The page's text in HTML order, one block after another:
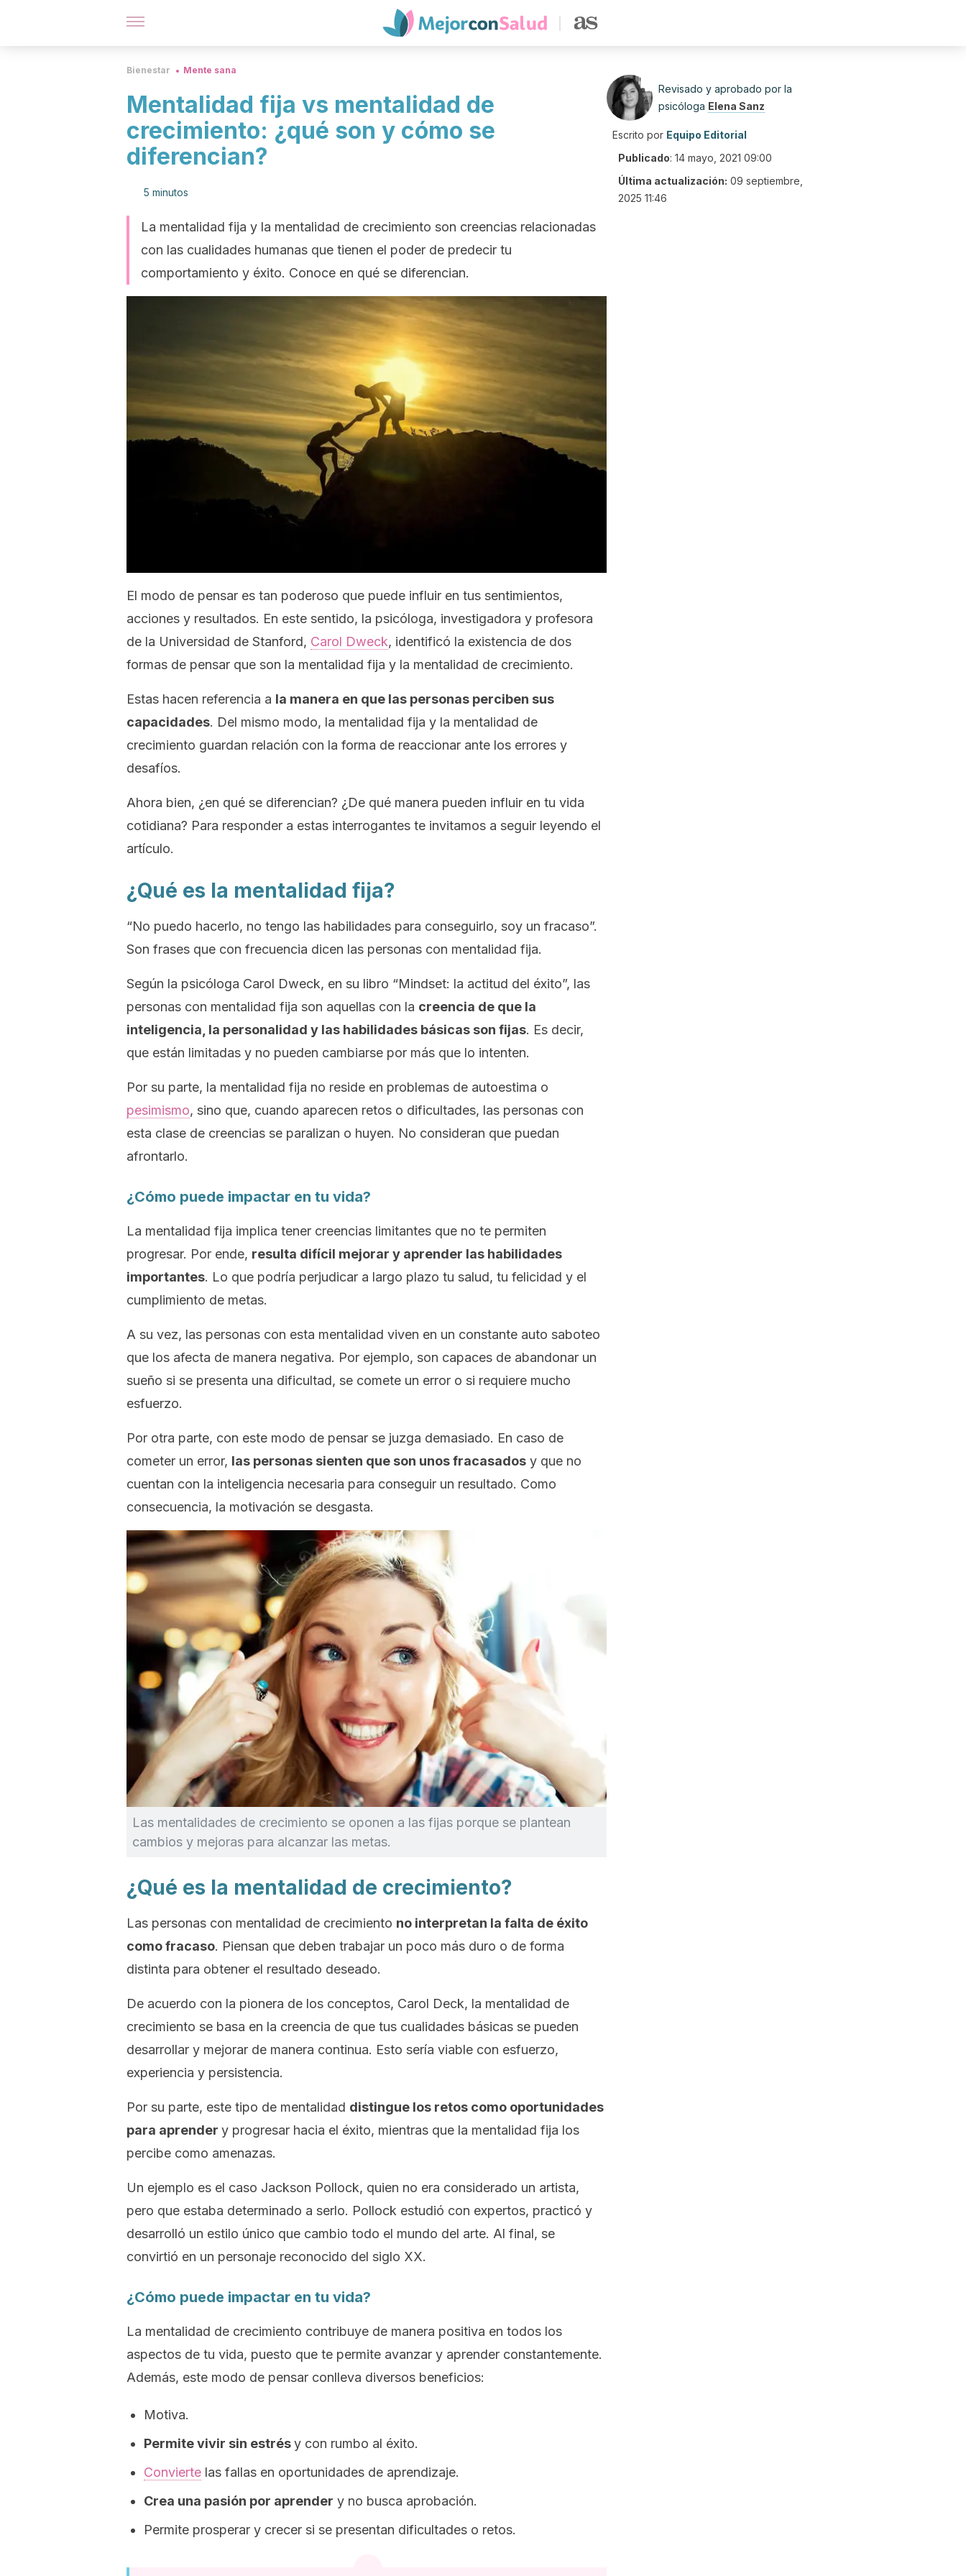
Bienestar Mente sana
Mentalidad fija vs mentalidad de
crecimiento: ¿qué son y cómo se
diferencian?
5 minutos
La mentalidad fija y la mentalidad de crecimiento son creencias relacionadas
con las cualidades humanas que tienen el poder de predecir tu
comportamiento y éxito. Conoce en qué se diferencian.
El modo de pensar es tan poderoso que puede influir en tus sentimientos,
acciones y resultados. En este sentido, la psicóloga, investigadora y profesora
de la Universidad de Stanford, Carol Dweck, identificó la existencia de dos
formas de pensar que son la mentalidad fija y la mentalidad de crecimiento.
Estas hacen referencia a la manera en que las personas perciben sus
capacidades. Del mismo modo, la mentalidad fija y la mentalidad de
crecimiento guardan relación con la forma de reaccionar ante los errores y
desafíos.
Ahora bien, ¿en qué se diferencian? ¿De qué manera pueden influir en tu vida
cotidiana? Para responder a estas interrogantes te invitamos a seguir leyendo el
artículo.
¿Qué es la mentalidad fija?
“No puedo hacerlo, no tengo las habilidades para conseguirlo, soy un fracaso”.
Son frases que con frecuencia dicen las personas con mentalidad fija.
Según la psicóloga Carol Dweck, en su libro “Mindset: la actitud del éxito”, las
personas con mentalidad fija son aquellas con la creencia de que la
inteligencia, la personalidad y las habilidades básicas son fijas. Es decir,
que están limitadas y no pueden cambiarse por más que lo intenten.
Por su parte, la mentalidad fija no reside en problemas de autoestima o
pesimismo, sino que, cuando aparecen retos o dificultades, las personas con
esta clase de creencias se paralizan o huyen. No consideran que puedan
afrontarlo.
¿Cómo puede impactar en tu vida?
La mentalidad fija implica tener creencias limitantes que no te permiten
progresar. Por ende, resulta difícil mejorar y aprender las habilidades
importantes. Lo que podría perjudicar a largo plazo tu salud, tu felicidad y el
cumplimiento de metas.
A su vez, las personas con esta mentalidad viven en un constante auto saboteo
que los afecta de manera negativa. Por ejemplo, son capaces de abandonar un
sueño si se presenta una dificultad, se comete un error o si requiere mucho
esfuerzo.
Por otra parte, con este modo de pensar se juzga demasiado. En caso de
cometer un error, las personas sienten que son unos fracasados y que no
cuentan con la inteligencia necesaria para conseguir un resultado. Como
consecuencia, la motivación se desgasta.
Las mentalidades de crecimiento se oponen a las fijas porque se plantean
cambios y mejoras para alcanzar las metas.
¿Qué es la mentalidad de crecimiento?
Las personas con mentalidad de crecimiento no interpretan la falta de éxito
como fracaso. Piensan que deben trabajar un poco más duro o de forma
distinta para obtener el resultado deseado.
De acuerdo con la pionera de los conceptos, Carol Deck, la mentalidad de
crecimiento se basa en la creencia de que tus cualidades básicas se pueden
desarrollar y mejorar de manera continua. Esto sería viable con esfuerzo,
experiencia y persistencia.
Por su parte, este tipo de mentalidad distingue los retos como oportunidades
para aprender y progresar hacia el éxito, mientras que la mentalidad fija los
percibe como amenazas.
Un ejemplo es el caso Jackson Pollock, quien no era considerado un artista,
pero que estaba determinado a serlo. Pollock estudió con expertos, practicó y
desarrolló un estilo único que cambio todo el mundo del arte. Al final, se
convirtió en un personaje reconocido del siglo XX.
¿Cómo puede impactar en tu vida?
La mentalidad de crecimiento contribuye de manera positiva en todos los
aspectos de tu vida, puesto que te permite avanzar y aprender constantemente.
Además, este modo de pensar conlleva diversos beneficios:
Motiva.
Permite vivir sin estrésy con rumbo al éxito.
Convierte las fallas en oportunidades de aprendizaje.
Crea una pasión por aprender y no busca aprobación.
Permite prosperar y crecer si se presentan dificultades o retos.
Revisado y aprobado por la
psicóloga Elena Sanz
Escrito por Equipo Editorial
Publicado: 14 mayo, 2021 09:00
Última actualización: 09 septiembre,
2025 11:46